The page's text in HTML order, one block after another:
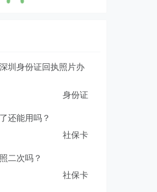
深圳身份证回执照片办
身份证
还能用吗？
社保卡
二次吗？
社保卡